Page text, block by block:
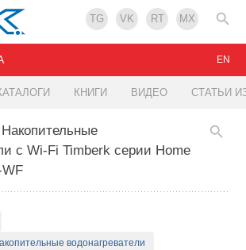
TG VK RT MX
КНИГИ ВИДЕО СТАТЬИ
EN
с Wi-Fi Timberk серии Home
WF
водонагреватели